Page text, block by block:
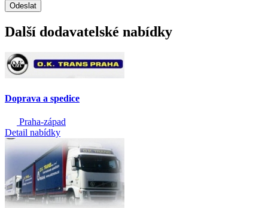
Odeslat
Další dodavatelské nabídky
Doprava a spedice
Praha-západ
Detail nabídky